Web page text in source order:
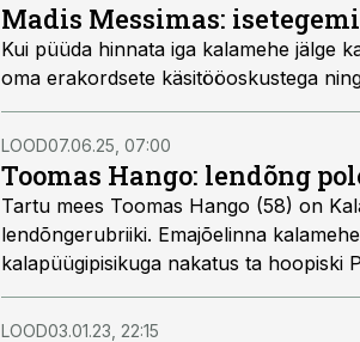
Madis Messimas:
Kui püüda hinnata iga kalamehe jälge
oma erakordsete käsitööoskustega
LOOD07.06.25, 07:00
Toomas Hango: lendõng
Tartu mees Toomas Hango (58) on
lendõngerubriiki. Emajõelinna
kalapüügipisikuga nakatus ta hoopiski
LOOD03.01.23, 22:15